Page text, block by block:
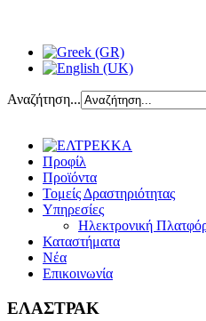
Αναζήτηση...
Προφίλ
Προϊόντα
Τομείς Δραστηριότητας
Υπηρεσίες
Ηλεκτρονική
Καταστήματα
Νέα
Επικοινωνία
ΕΛΑΣΤΡΑΚ